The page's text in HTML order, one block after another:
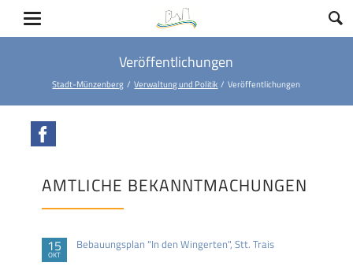
Veröffentlichungen
Stadt-Münzenberg Verwaltung und Politik Veröffentlichungen
AMTLICHE BEKANNTMACHUNGEN
15
OKT
Bebauungsplan "In den Wingerten", Stt. Trais